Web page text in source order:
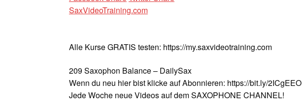
SaxVideoTraining.com
Alle Kurse GRATIS testen: https://my.saxvideotraining.com
209 Saxophon Balance – DailySax
Wenn du neu hier bist klicke auf Abonnieren: https://bit.ly/2ICgEEO
Jede Woche neue Videos auf dem SAXOPHONE CHANNEL!